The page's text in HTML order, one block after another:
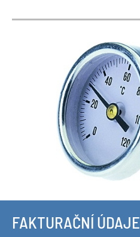
FAKTURAČNÍ ÚDAJE